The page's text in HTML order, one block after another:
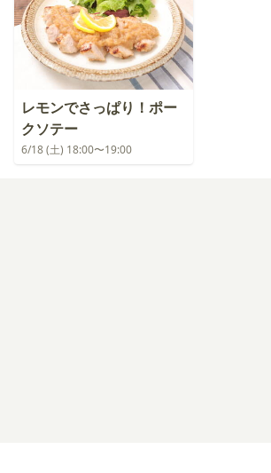
レモンでさっぱり！ポー
クソテー
6/18 (土) 18:00〜19:00